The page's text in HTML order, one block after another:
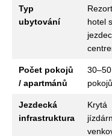
Typ
ubytování
hotel s
Počet pokojů
/ apartmánů
30–50
pokojů
Jezdecká
infrastruktura
Krytá